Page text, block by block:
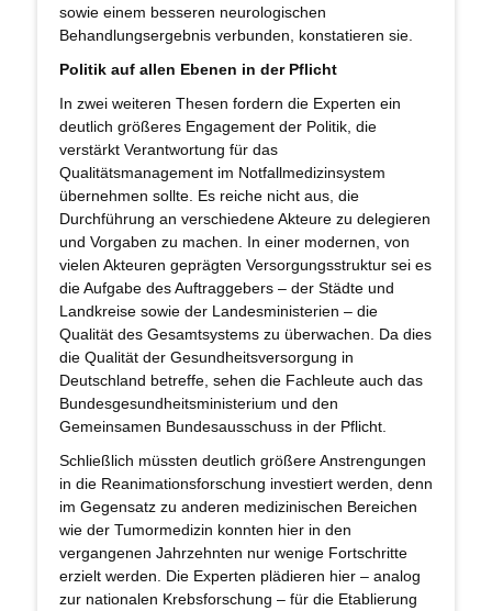
sowie einem besseren neurologischen
Behandlungsergebnis verbunden, konstatieren sie.
Politik auf allen Ebenen in der Pflicht
In zwei weiteren Thesen fordern die Experten ein
deutlich größeres Engagement der Politik, die
verstärkt Verantwortung für das
Qualitätsmanagement im Notfallmedizinsystem
übernehmen sollte. Es reiche nicht aus, die
Durchführung an verschiedene Akteure zu delegieren
und Vorgaben zu machen. In einer modernen, von
vielen Akteuren geprägten Versorgungsstruktur sei es
die Aufgabe des Auftraggebers – der Städte und
Landkreise sowie der Landesministerien – die
Qualität des Gesamtsystems zu überwachen. Da dies
die Qualität der Gesundheitsversorgung in
Deutschland betreffe, sehen die Fachleute auch das
Bundesgesundheitsministerium und den
Gemeinsamen Bundesausschuss in der Pflicht.
Schließlich müssten deutlich größere Anstrengungen
in die Reanimationsforschung investiert werden, denn
im Gegensatz zu anderen medizinischen Bereichen
wie der Tumormedizin konnten hier in den
vergangenen Jahrzehnten nur wenige Fortschritte
erzielt werden. Die Experten plädieren hier – analog
zur nationalen Krebsforschung – für die Etablierung